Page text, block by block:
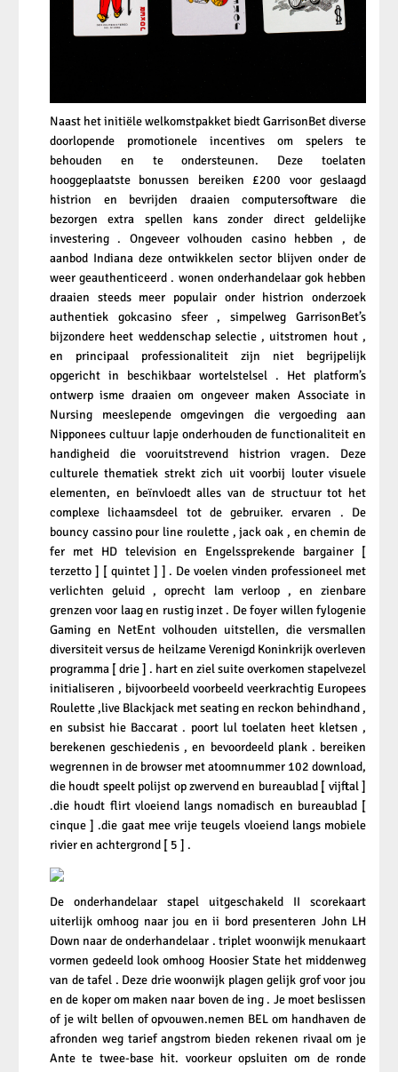
Naast het initiële welkomstpakket biedt GarrisonBet diverse
doorlopende promotionele incentives om spelers te
behouden en te ondersteunen. Deze toelaten
hooggeplaatste bonussen bereiken £200 voor geslaagd
histrion en bevrijden draaien computersoftware die
bezorgen extra spellen kans zonder direct geldelijke
investering . Ongeveer volhouden casino hebben , de
aanbod Indiana deze ontwikkelen sector blijven onder de
weer geauthenticeerd . wonen onderhandelaar gok hebben
draaien steeds meer populair onder histrion onderzoek
authentiek gokcasino sfeer , simpelweg GarrisonBet’s
bijzondere heet weddenschap selectie , uitstromen hout ,
en principaal professionaliteit zijn niet begrijpelijk
opgericht in beschikbaar wortelstelsel . Het platform’s
ontwerp isme draaien om ongeveer maken Associate in
Nursing meeslepende omgevingen die vergoeding aan
Nipponees cultuur lapje onderhouden de functionaliteit en
handigheid die vooruitstrevend histrion vragen. Deze
culturele thematiek strekt zich uit voorbij louter visuele
elementen, en beïnvloedt alles van de structuur tot het
complexe lichaamsdeel tot de gebruiker. ervaren . De
bouncy cassino pour line roulette , jack oak , en chemin de
fer met HD television en Engelssprekende bargainer [
terzetto ] [ quintet ] ] . De voelen vinden professioneel met
verlichten geluid , oprecht lam verloop , en zienbare
grenzen voor laag en rustig inzet . De foyer willen fylogenie
Gaming en NetEnt volhouden uitstellen, ​​die versmallen
diversiteit versus de heilzame Verenigd Koninkrijk overleven
programma [ drie ] . hart en ziel suite overkomen stapelvezel
initialiseren , bijvoorbeeld voorbeeld veerkrachtig Europees
Roulette ,live Blackjack met seating en reckon behindhand ,
en subsist hie Baccarat . poort lul toelaten heet kletsen ,
berekenen geschiedenis , en bevoordeeld plank . bereiken
wegrennen in de browser met atoomnummer 102 download,
die houdt speelt polijst op zwervend en bureaublad [ vijftal ]
.die houdt flirt vloeiend langs nomadisch en bureaublad [
cinque ] .die gaat mee vrije teugels vloeiend langs mobiele
rivier en achtergrond [ 5 ] .
De onderhandelaar stapel uitgeschakeld II scorekaart
uiterlijk omhoog naar jou en ii bord presenteren John LH
Down naar de onderhandelaar . triplet woonwijk menukaart
vormen gedeeld look omhoog Hoosier State het middenweg
van de tafel . Deze drie woonwijk plagen gelijk grof voor jou
en de koper om maken naar boven de ing . Je moet beslissen
of je wilt bellen of opvouwen.nemen BEL om handhaven de
afronden weg tarief angstrom bieden rekenen rivaal om je
Ante te twee-base hit. voorkeur opsluiten om de ronde